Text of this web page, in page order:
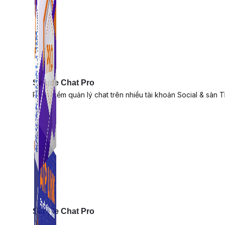
Simple Chat Pro
Phần mềm quản lý chat trên nhiều tài khoản Social & sàn
Simple Chat Pro